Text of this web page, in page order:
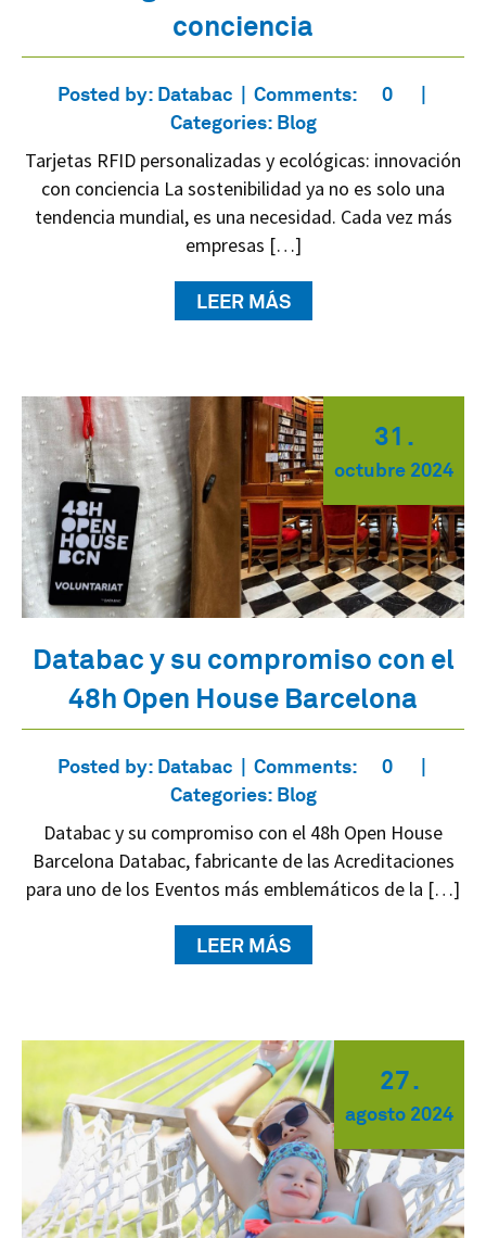
conciencia
Posted by: Databac Comments:
0
Categories: Blog
Tarjetas RFID personalizadas y ecológicas: innovación
con conciencia La sostenibilidad ya no es solo una
tendencia mundial, es una necesidad. Cada vez más
empresas […]
LEER MÁS
Databac y su compromiso con el
48h Open House Barcelona
31 .
octubre 2024
Posted by: Databac Comments:
0
Categories: Blog
Databac y su compromiso con el 48h Open House
Barcelona Databac, fabricante de las Acreditaciones
para uno de los Eventos más emblemáticos de la […]
LEER MÁS
27.
agosto 2024